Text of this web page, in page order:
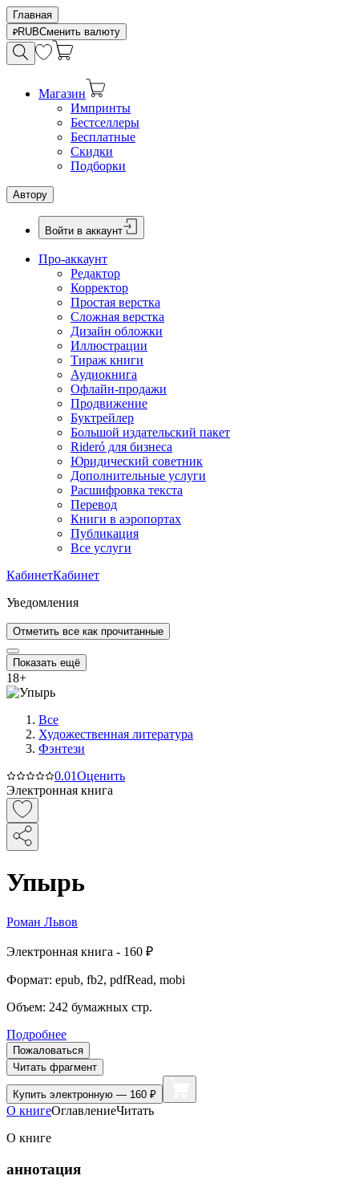
Главная
RUBСменить валюту
Магазин
Импринты
Бестселлеры
Бесплатные
Скидки
Подборки
Автору
Войти в аккаунт
Про-аккаунт
Редактор
Корректор
Простая верстка
Сложная верстка
Дизайн обложки
Иллюстрации
Тираж книги
Аудиокнига
Офлайн-продажи
Продвижение
Буктрейлер
Большой издательский пакет
Rideró для бизнеса
Юридический советник
Дополнительные услуги
Расшифровка текста
Перевод
Книги в аэропортах
Публикация
Все услуги
КабинетКабинет
Уведомления
Отметить все как прочитанные
Показать ещё
18+
Все
Художественная литература
Фэнтези
0.01Оценить
Электронная книга
Упырь
Роман Львов
Электронная книга - 160 ₽
Формат: epub, fb2, pdfRead, mobi
Объем: 242 бумажных стр.
Подробнее
Пожаловаться
Читать фрагмент
Купить электронную — 160 ₽
О книгеОглавлениеЧитать
О книге
аннотация